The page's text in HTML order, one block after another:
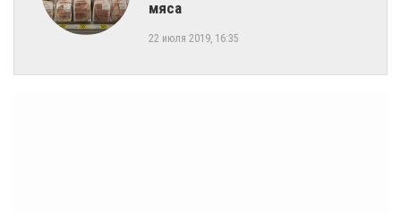
мяса
22 июля 2019, 16:35